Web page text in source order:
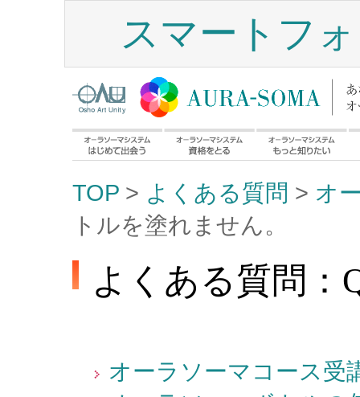
スマートフ
TOP > よくある質問 > オ
トルを塗れません。
よくある質問：
オーラソーマコース受